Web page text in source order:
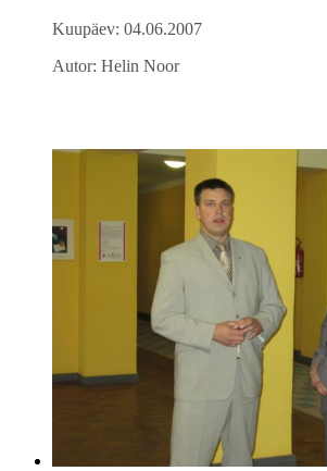
Kuupäev: 04.06.2007
Autor: Helin Noor